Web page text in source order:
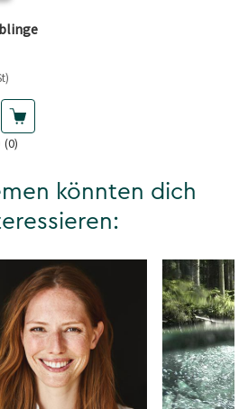
(0)
könnten dich